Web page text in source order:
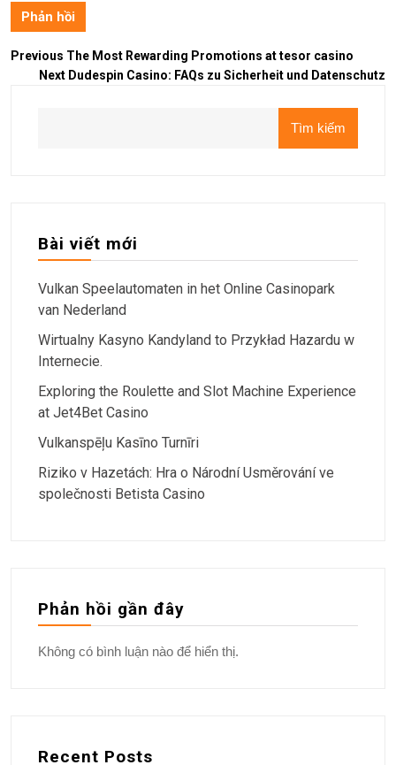
Previous The Most Rewarding Promotions at tesor casino
Next Dudespin Casino: FAQs zu Sicherheit und Datenschutz
Tìm kiếm
Bài viết mới
Vulkan Speelautomaten in het Online Casinopark
van Nederland
Wirtualny Kasyno Kandyland to Przykład Hazardu w
Internecie.
Exploring the Roulette and Slot Machine Experience
at Jet4Bet Casino
Vulkanspēļu Kasīno Turnīri
Riziko v Hazetách: Hra o Národní Usměrování ve
společnosti Betista Casino
Phản hồi gần đây
Không có bình luận nào để hiển thị.
Recent Posts